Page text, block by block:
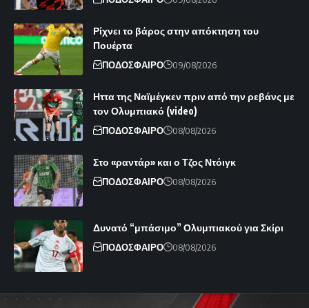
Ρίχνει το βάρος στην απόκτηση του
Πουέρτα
ΠΟΔΟΣΦΑΙΡΟ 09/08/2026
Ηττα της Ναϊμέγκεν πριν από την ρεβάνς με
τον Ολυμπιακό (video)
ΠΟΔΟΣΦΑΙΡΟ 08/08/2026
Στο «ραντάρ» και ο Τζος Ντόιγκ
ΠΟΔΟΣΦΑΙΡΟ 08/08/2026
Δυνατό “μπάσιμο” Ολυμπιακού για Σκίρι
ΠΟΔΟΣΦΑΙΡΟ 08/08/2026